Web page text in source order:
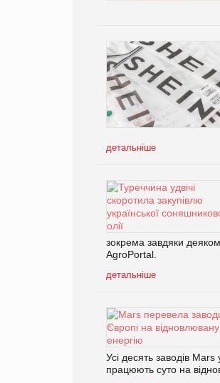
детальніше
зокрема завдяки
AgroPortal.
детальніше
Усі десять заводів
працюють суто на